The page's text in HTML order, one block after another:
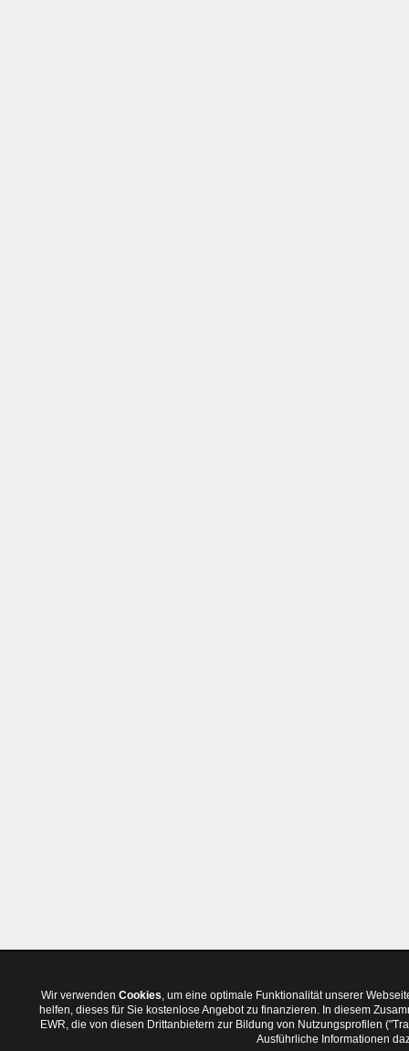
Wir verwenden Cookies, um eine optimale Funktionalität unserer
helfen, dieses für Sie kostenlose Angebot zu finanzieren. In diesem
EWR, die von diesen Drittanbietern zur Bildung von Nutzungsprofilen
Ausführliche Informationen